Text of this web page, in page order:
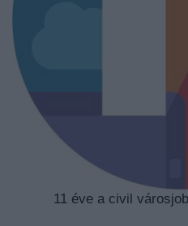
11 éve a civil